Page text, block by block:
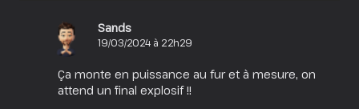
Sands
19/03/2024 à 22h29
Ça monte en puissance au fur et à mesure, on
attend un final explosif !!